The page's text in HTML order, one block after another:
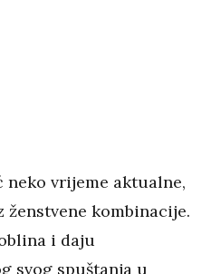
neko vrijeme aktualne,
ženstvene kombinacije.
i daju
svog spuštanja u